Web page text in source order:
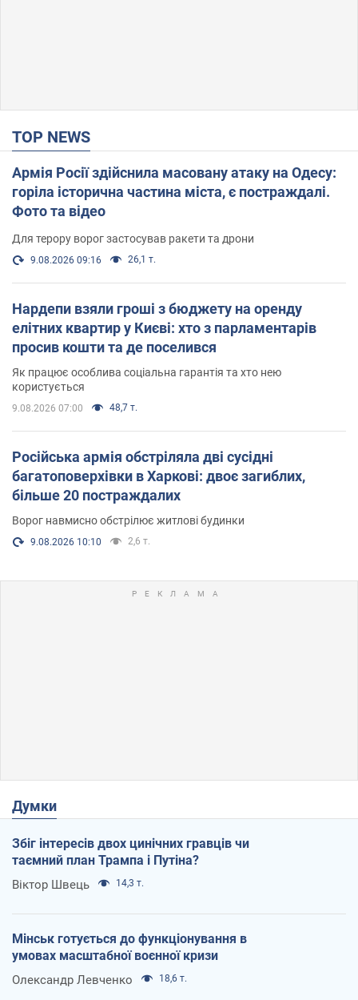
TOP NEWS
Армія Росії здійснила масовану атаку на Одесу:
горіла історична частина міста, є постраждалі.
Фото та відео
Для терору ворог застосував ракети та дрони
9.08.2026 09:16 26,1 т.
Нардепи взяли гроші з бюджету на оренду
елітних квартир у Києві: хто з парламентарів
просив кошти та де поселився
Як працює особлива соціальна гарантія та хто нею
користується
9.08.2026 07:00 48,7 т.
Російська армія обстріляла дві сусідні
багатоповерхівки в Харкові: двоє загиблих,
більше 20 постраждалих
Ворог навмисно обстрілює житлові будинки
9.08.2026 10:10 2,6 т.
Думки
Збіг інтересів двох цинічних гравців чи
таємний план Трампа і Путіна?
Віктор Швець 14,3 т.
Мінськ готується до функціонування в
умовах масштабної воєнної кризи
Олександр Левченко 18,6 т.